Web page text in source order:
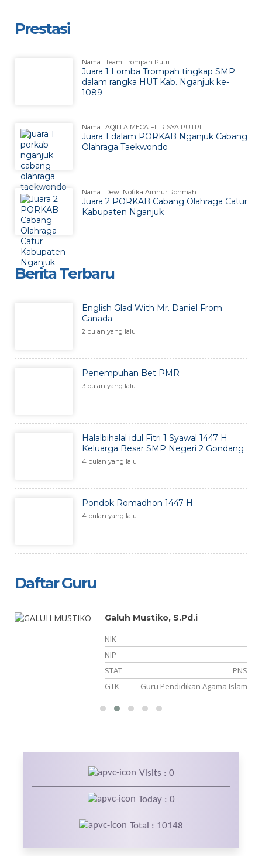
Prestasi
Nama : Team Trompah Putri
Juara 1 Lomba Trompah tingkap SMP
dalam rangka HUT Kab. Nganjuk ke-
1089
Nama : AQILLA MECA FITRISYA PUTRI
Juara 1 dalam PORKAB Nganjuk Cabang
Olahraga Taekwondo
Nama : Dewi Nofika Ainnur Rohmah
Juara 2 PORKAB Cabang Olahraga Catur
Kabupaten Nganjuk
Berita Terbaru
English Glad With Mr. Daniel From
Canada
2 bulan yang lalu
Penempuhan Bet PMR
3 bulan yang lalu
Halalbihalal idul Fitri 1 Syawal 1447 H
Keluarga Besar SMP Negeri 2 Gondang
4 bulan yang lalu
Pondok Romadhon 1447 H
4 bulan yang lalu
Daftar Guru
Galuh Mustiko, S.Pd.i
NIK
NIP
STAT
PNS
GTK
Guru Pendidikan Agama Islam
Visits : 0
Today : 0
Total : 10148